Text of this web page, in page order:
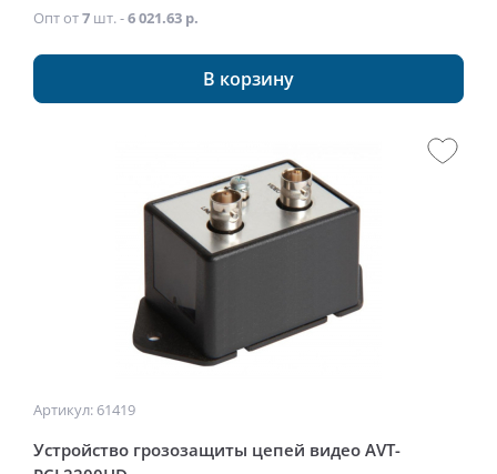
Опт от7 шт. -6 021.63 р.
В корзину
Артикул: 61419
Устройство грозозащиты цепей видео AVT-